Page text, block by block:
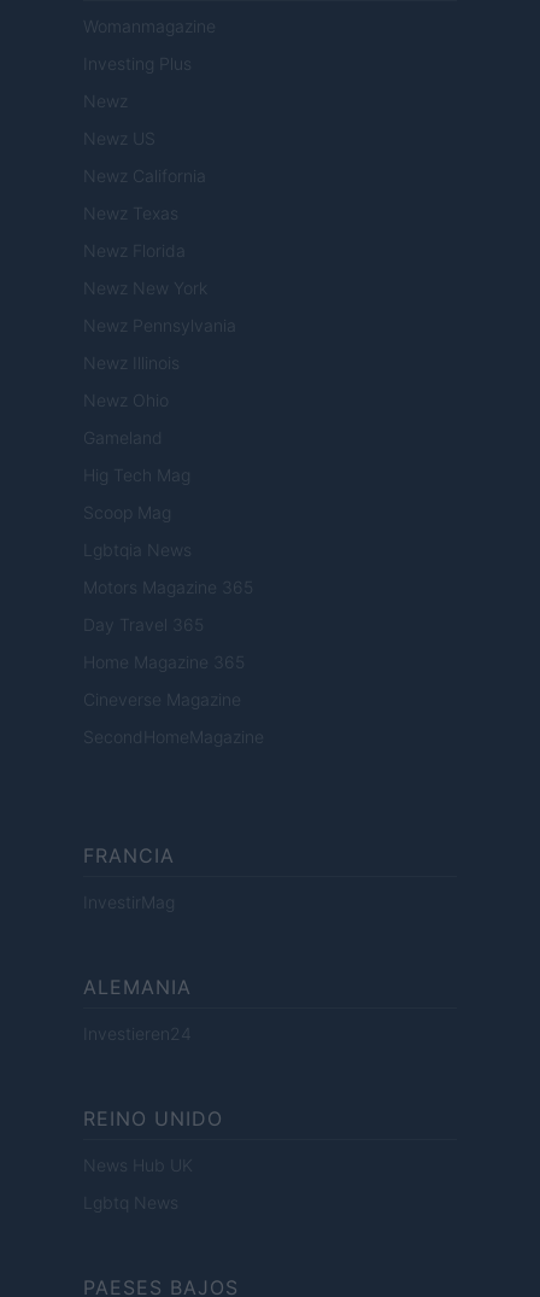
Womanmagazine
Investing Plus
Newz
Newz US
Newz California
Newz Texas
Newz Florida
Newz New York
Newz Pennsylvania
Newz Illinois
Newz Ohio
Gameland
Hig Tech Mag
Scoop Mag
Lgbtqia News
Motors Magazine 365
Day Travel 365
Home Magazine 365
Cineverse Magazine
SecondHomeMagazine
FRANCIA
InvestirMag
ALEMANIA
Investieren24
REINO UNIDO
News Hub UK
Lgbtq News
PAESES BAJOS